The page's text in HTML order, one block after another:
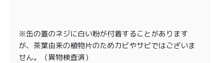
※缶の蓋のネジに白い粉が付着することがあります
が、茶葉由来の植物片のためカビやサビではございま
せん。（異物検査済）